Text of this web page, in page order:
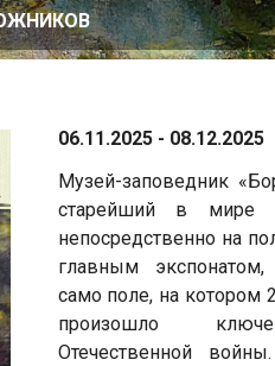
06.11.2025 - 08.12.2025
Музей-заповедник
старейший в мире
непосредственно на
главным экспонатом,
само поле, на котором
произошло
Отечественной